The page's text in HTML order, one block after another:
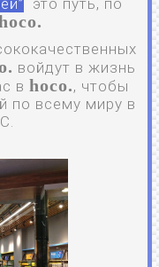
это путь, по
войдут в жизнь
в hoco., чтобы
по всему миру в